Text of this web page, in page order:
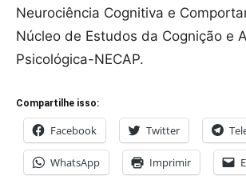
Neurociência Cognitiva e
Núcleo de Estudos da Cognição e
Psicológica-NECAP.
Compartilhe isso:
Facebook Twitter
WhatsApp Imprimir